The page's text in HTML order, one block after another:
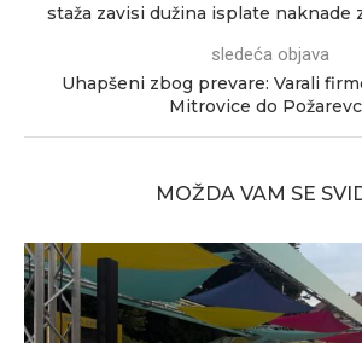
staža zavisi dužina isplate naknade
sledeća objava
Uhapšeni zbog prevare: Varali
Mitrovice do
MOŽDA VAM SE